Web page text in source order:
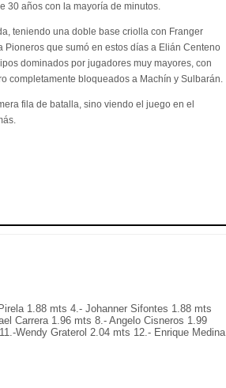
30 años con la mayoría de minutos.
teniendo una doble base criolla con Franger
Pioneros que sumó en estos días a Elián Centeno
dominados por jugadores muy mayores, con
completamente bloqueados a Machín y Sulbarán.
fila de batalla, sino viendo el juego en el
1.88 mts 4.- Johanner Sifontes 1.88 mts
Carrera 1.96 mts 8.- Angelo Cisneros 1.99
Wendy Graterol 2.04 mts 12.- Enrique Medina